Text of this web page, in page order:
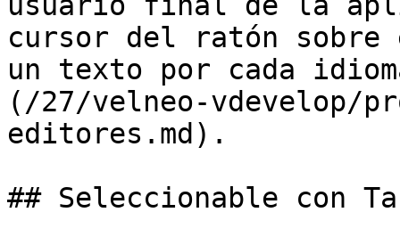
cursor del ratón
un texto por cada
(/27/velneo-vdevelop/
editores.md).
## Seleccionable con